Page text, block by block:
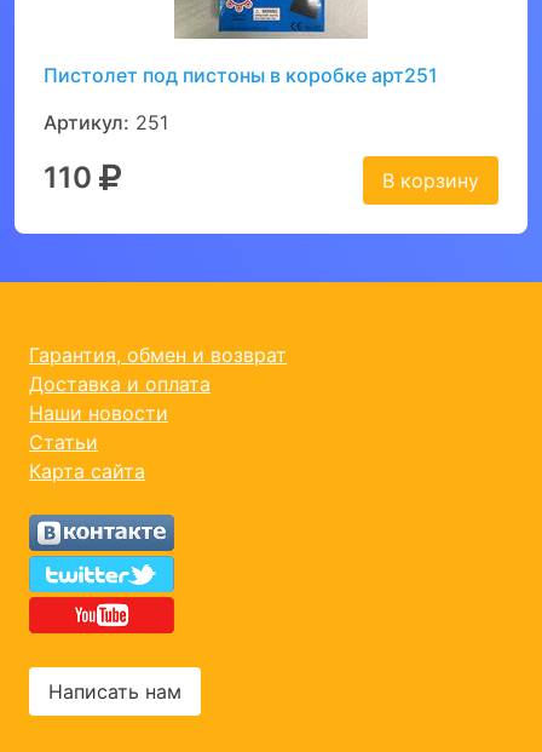
Пистолет под пистоны в коробке арт251
Артикул: 251
110 В корзину
Гарантия, обмен и возврат
Доставка и оплата
Наши новости
Статьи
Карта сайта
Написать нам